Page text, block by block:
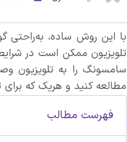
با این روش ساده،
تلویزیون ممکن است در
سامسونگ را به تلویزیون
مطالعه کنید و هریک که برای
فهرست مطالب